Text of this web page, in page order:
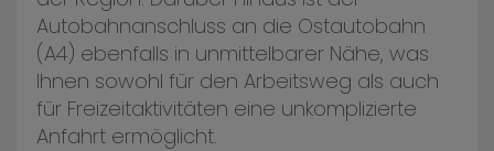
Autobahnanschluss an die Ostautobahn
(A4) ebenfalls in unmittelbarer Nähe, was
Ihnen sowohl für den Arbeitsweg als auch
für Freizeitaktivitäten eine unkomplizierte
Anfahrt ermöglicht.